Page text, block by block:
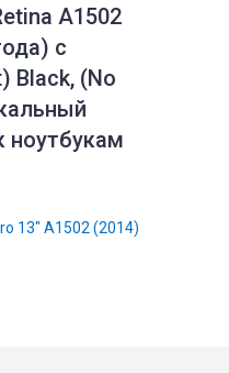
A1502
с
Black, (No
ноутбукам
13" A1502 (2014)